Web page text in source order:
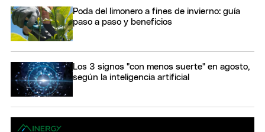
Poda del limonero a fines de invierno: guía
paso a paso y beneficios
Los 3 signos "con menos suerte" en agosto,
según la inteligencia artificial